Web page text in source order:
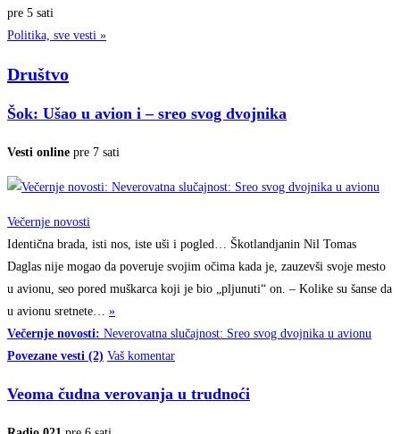
pre 5 sati
Politika, sve vesti »
Društvo
Šok: Ušao u avion i – sreo svog dvojnika
Vesti online pre 7 sati
Večernje novosti
Identična brada, isti nos, iste uši i pogled… Škotlandjanin Nil Tomas
Daglas nije mogao da poveruje svojim očima kada je, zauzevši svoje mesto
u avionu, seo pored muškarca koji je bio „pljunuti“ on. – Kolike su šanse da
u avionu sretnete… »
Večernje novosti: Neverovatna slučajnost: Sreo svog dvojnika u avionu
Povezane vesti (2) Vaš komentar
Veoma čudna verovanja u trudnoći